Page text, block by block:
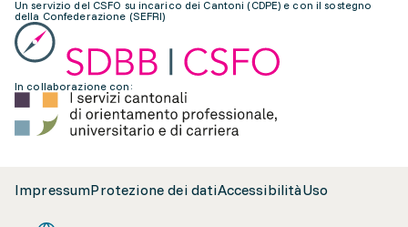
Un servizio del CSFO su incarico dei Cantoni (CDPE) e con il sostegno
della Confederazione (SEFRI)
In collaborazione con:
ImpressumProtezione dei datiAccessibilitàUso